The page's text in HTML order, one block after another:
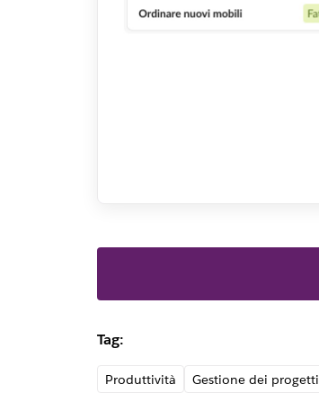
Tag:
Produttività Gestione dei progetti